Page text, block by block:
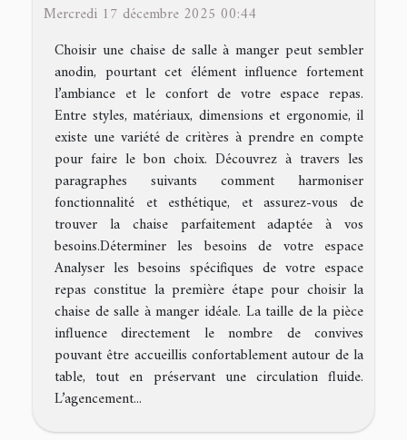
Mercredi 17 décembre 2025 00:44
Choisir une chaise de salle à manger peut sembler
anodin, pourtant cet élément influence fortement
l’ambiance et le confort de votre espace repas.
Entre styles, matériaux, dimensions et ergonomie, il
existe une variété de critères à prendre en compte
pour faire le bon choix. Découvrez à travers les
paragraphes suivants comment harmoniser
fonctionnalité et esthétique, et assurez-vous de
trouver la chaise parfaitement adaptée à vos
besoins.Déterminer les besoins de votre espace
Analyser les besoins spécifiques de votre espace
repas constitue la première étape pour choisir la
chaise de salle à manger idéale. La taille de la pièce
influence directement le nombre de convives
pouvant être accueillis confortablement autour de la
table, tout en préservant une circulation fluide.
L’agencement...